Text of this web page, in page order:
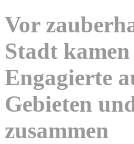
Vor
Stadt
Engagierte
Gebieten
zusammen